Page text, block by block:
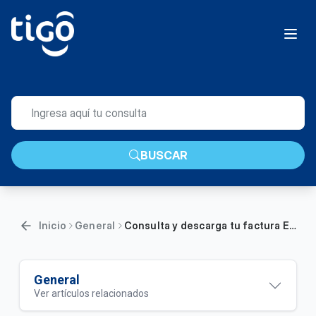
BUSCAR
Inicio General Consulta y descarga tu factura Edatel | Hogar
General
Ver artículos relacionados